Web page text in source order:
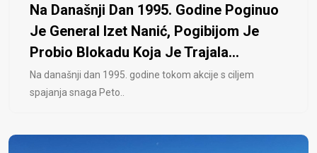
Na Današnji Dan 1995. Godine Poginuo
Je General Izet Nanić, Pogibijom Je
Probio Blokadu Koja Je Trajala...
Na današnji dan 1995. godine tokom akcije s ciljem
spajanja snaga Peto..